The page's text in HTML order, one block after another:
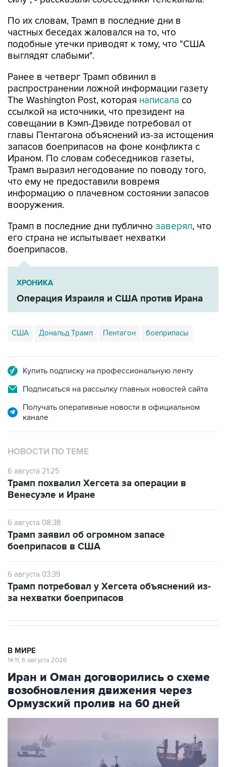
По их словам, Трамп в последние дни в
частных беседах жаловался на то, что
подобные утечки приводят к тому, что "США
выглядят слабыми".
Ранее в четверг Трамп обвинил в
распространении ложной информации газету
The Washington Post, которая написала со
ссылкой на источники, что президент на
совещании в Кэмп-Дэвиде потребовал от
главы Пентагона объяснений из-за истощения
запасов боеприпасов на фоне конфликта с
Ираном. По словам собеседников газеты,
Трамп выразил негодование по поводу того,
что ему не предоставили вовремя
информацию о плачевном состоянии запасов
вооружения.
Трамп в последние дни публично заверял, что
его страна не испытывает нехватки
боеприпасов.
ХРОНИКА
Операция Израиля и США против Ирана
США Дональд Трамп Пентагон боеприпасы
Купить подписку на профессиональную ленту
Подписаться на рассылку главных новостей сайта
Получать оперативные новости в официальном
канале
НОВОСТИ ПО ТЕМЕ
6 августа 21:25
Трамп похвалил Хегсета за операции в
Венесуэле и Иране
6 августа 08:38
Трамп заявил об огромном запасе
боеприпасов в США
6 августа 03:39
Трамп потребовал у Хегсета объяснений из-
за нехватки боеприпасов
В МИРЕ
14:11, 6 августа 2026
Иран и Оман договорились о схеме
возобновления движения через
Ормузский пролив на 60 дней